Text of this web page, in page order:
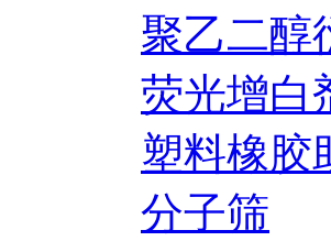
聚乙二醇
荧光增白
塑料橡胶
分子筛